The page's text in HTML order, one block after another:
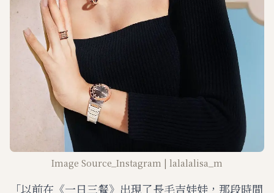
Image Source_Instagram | lalalalisa_m
「以前在《一日三餐》出現了長毛吉娃娃，那段時間